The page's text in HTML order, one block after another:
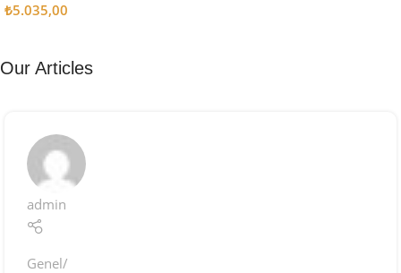
₺5.035,00
Our Articles
admin
Genel